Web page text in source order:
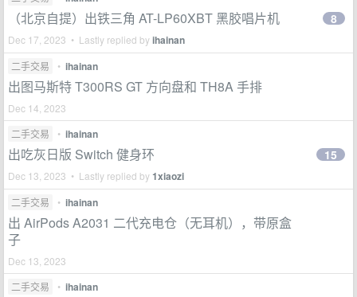
（北京自提）出铁三角 AT-LP60XBT 黑胶唱片机
Dec 17, 2023 • Lastly replied byihainan
8
二手交易 • ihainan
出图马斯特 T300RS GT 方向盘和 TH8A 手排
Dec 14, 2023
二手交易
• ihainan
出吃灰日版 Switch 健身环
Dec 13, 2023 • Lastly replied by1xiaozi
15
二手交易 • ihainan
出 AirPods A2031 二代充电仓（无耳机），带原盒
子
Dec 13, 2023
二手交易
• ihainan